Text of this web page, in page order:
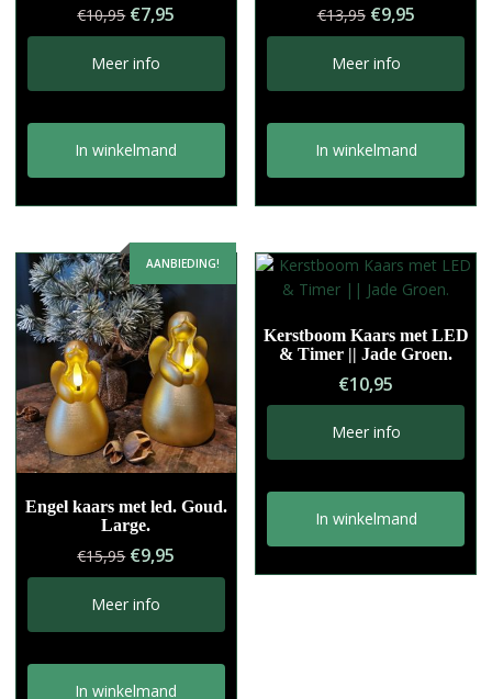
€10,95 Oorspronkelijke
prijs
was:
€10,95.
€7,95
prijs
€7,95.
Meer info
In winkelmand
€13,95
prijs
was:
€13,95.
€9,95Huidige
prijs
€9,95.
Meer info
In winkelmand
AANBIEDING!
Engel kaars met led. Goud.
Large.
€15,95 Oorspronkelijke
prijs
was:
€15,95.
€9,95
prijs
€9,95.
Meer info
In winkelmand
Kerstboom Kaars met LED
& Timer || Jade Groen.
€10,95
Meer info
In winkelmand